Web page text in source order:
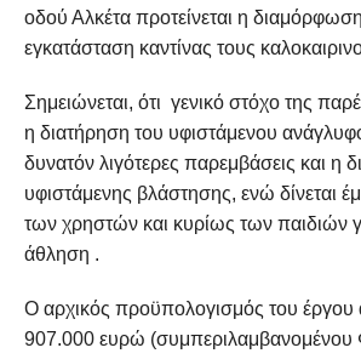
οδού Αλκέτα προτείνεται η
εγκατάσταση καντίνας τους
Σημειώνεται, ότι γενικό στόχο της
η διατήρηση του υφιστάμενου
δυνατόν λιγότερες παρεμβάσεις και η
υφιστάμενης βλάστησης, ενώ δίνεται
των χρηστών και κυρίως των παιδιών
άθληση .
Ο αρχικός προϋπολογισμός του έργου
907.000 ευρώ